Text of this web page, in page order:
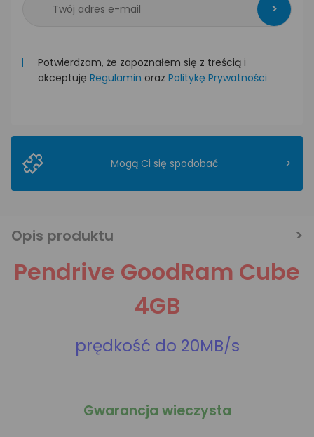
>
Potwierdzam, że zapoznałem się z treścią i
akceptuję Regulamin oraz Politykę Prywatności
Mogą Ci się spodobać >
Opis produktu
Pendrive GoodRam Cube
4GB
prędkość do 20MB/s
Gwarancja wieczysta